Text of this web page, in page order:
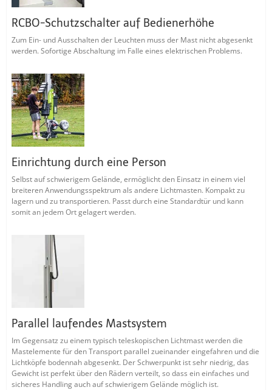
RCBO-Schutzschalter auf Bedienerhöhe
Zum Ein- und Ausschalten der Leuchten muss der Mast nicht abgesenkt
werden. Sofortige Abschaltung im Falle eines elektrischen Problems.
Einrichtung durch eine Person
Selbst auf schwierigem Gelände, ermöglicht den Einsatz in einem viel
breiteren Anwendungsspektrum als andere Lichtmasten. Kompakt zu
lagern und zu transportieren. Passt durch eine Standardtür und kann
somit an jedem Ort gelagert werden.
Parallel laufendes Mastsystem
Im Gegensatz zu einem typisch teleskopischen Lichtmast werden die
Mastelemente für den Transport parallel zueinander eingefahren und die
Lichtköpfe bodennah abgesenkt. Der Schwerpunkt ist sehr niedrig, das
Gewicht ist perfekt über den Rädern verteilt, so dass ein einfaches und
sicheres Handling auch auf schwierigem Gelände möglich ist.